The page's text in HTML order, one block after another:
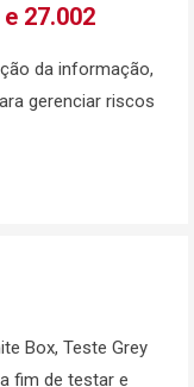
27.002
da informação,
gerenciar riscos
Box, Teste Grey
fim de testar e